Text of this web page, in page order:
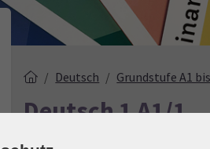
Deutsch Grundstufe A1
Deutsch 1 A1/1